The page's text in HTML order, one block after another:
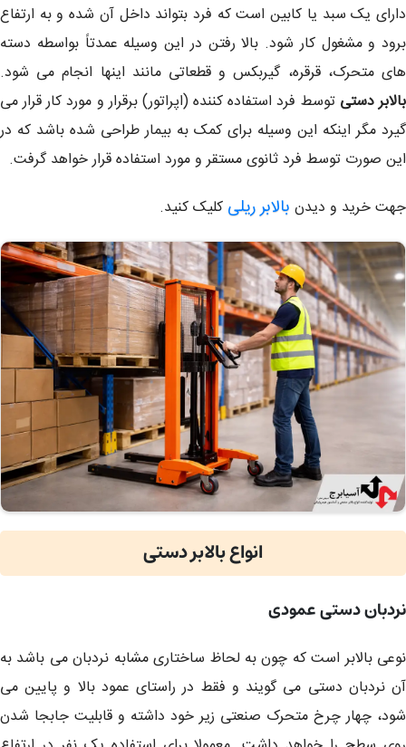
دارای یک سبد یا کابین است که فرد بتواند داخل آن شده و به ارتفاع
برود و مشغول کار شود. بالا رفتن در این وسیله عمدتاً بواسطه دسته
های متحرک، قرقره، گیربکس و قطعاتی مانند اینها انجام می شود.
بالابر دستی توسط فرد استفاده کننده (اپراتور) برقرار و مورد کار قرار می
گیرد مگر اینکه این وسیله برای کمک به بیمار طراحی شده باشد که در
این صورت توسط فرد ثانوی مستقر و مورد استفاده قرار خواهد گرفت.
جهت خرید و دیدن بالابر ریلی کلیک کنید.
انواع بالابر دستی
نردبان دستی عمودی
نوعی بالابر است که چون به لحاظ ساختاری مشابه نردبان می باشد به
آن نردبان دستی می گویند و فقط در راستای عمود بالا و پایین می
شود، چهار چرخ متحرک صنعتی زیر خود داشته و قابلیت جابجا شدن